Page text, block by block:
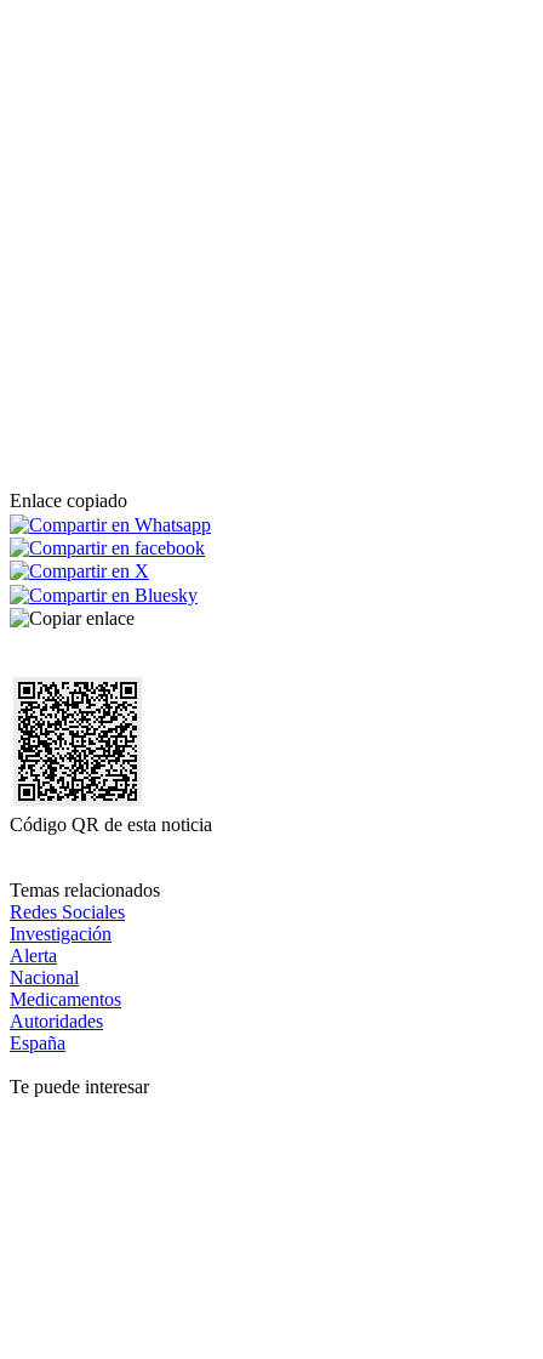
Enlace copiado
Código QR de esta noticia
Temas relacionados
Redes Sociales
Investigación
Alerta
Nacional
Medicamentos
Autoridades
España
Te puede interesar